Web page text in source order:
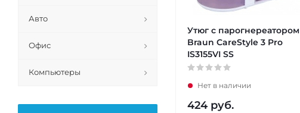
Утюг с парогнереатором
Braun CareStyle 3 Pro
IS3155VI SS
Нет в наличии
424 руб.
Авто
Офис
Компьютеры